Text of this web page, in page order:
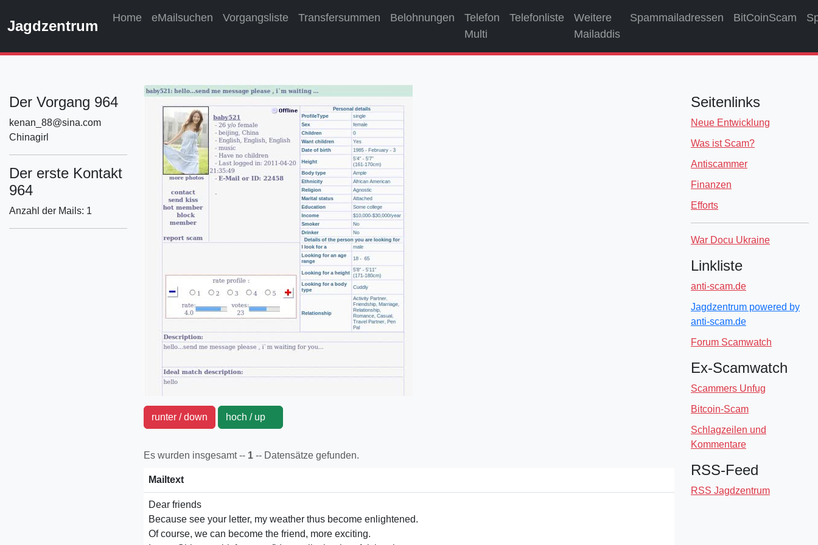
Jagdzentrum Home eMailsuchen Vorgangsliste Transfersummen Belohnungen
Telefon
Multi
Telefonliste
Weitere
Mailaddis
Spammailadressen BitCoinScam
Der Vorgang 964
kenan_88@sina.com
Chinagirl
Der erste Kontakt
964
Anzahl der Mails: 1
runter / down hoch / up
Es wurden insgesamt -- 1 -- Datensätze gefunden.
Mailtext
Dear friends
Because see your letter, my weather thus become enlightened.
Of course, we can become the friend, more exciting.
Seitenlinks
Neue Entwicklung
Was ist Scam?
Antiscammer
Finanzen
Efforts
War Docu Ukraine
Linkliste
anti-scam.de
Jagdzentrum powered by
anti-scam.de
Forum Scamwatch
Ex-Scamwatch
Scammers Unfug
Bitcoin-Scam
Schlagzeilen und
Kommentare
RSS-Feed
RSS Jagdzentrum